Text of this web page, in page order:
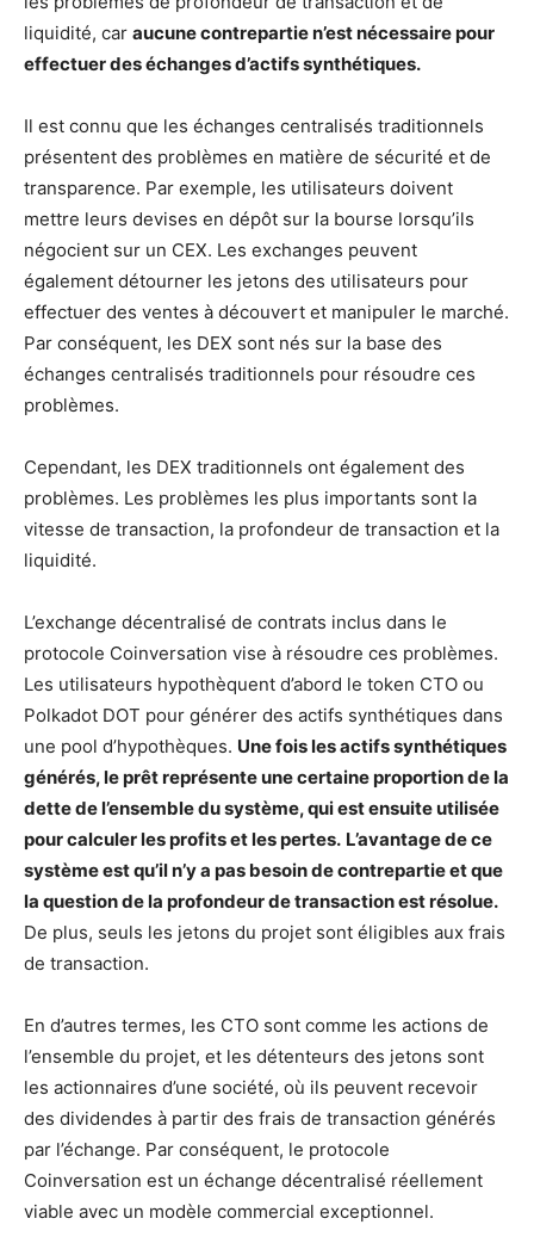
liquidité, car aucune contrepartie n’est nécessaire pour
effectuer des échanges d’actifs synthétiques.
Il est connu que les échanges centralisés traditionnels
présentent des problèmes en matière de sécurité et de
transparence. Par exemple, les utilisateurs doivent
mettre leurs devises en dépôt sur la bourse lorsqu’ils
négocient sur un CEX. Les exchanges peuvent
également détourner les jetons des utilisateurs pour
effectuer des ventes à découvert et manipuler le marché.
Par conséquent, les DEX sont nés sur la base des
échanges centralisés traditionnels pour résoudre ces
problèmes.
Cependant, les DEX traditionnels ont également des
problèmes. Les problèmes les plus importants sont la
vitesse de transaction, la profondeur de transaction et la
liquidité.
L’exchange décentralisé de contrats inclus dans le
protocole Coinversation vise à résoudre ces problèmes.
Les utilisateurs hypothèquent d’abord le token CTO ou
Polkadot DOT pour générer des actifs synthétiques dans
une pool d’hypothèques. Une fois les actifs synthétiques
générés, le prêt représente une certaine proportion de la
dette de l’ensemble du système, qui est ensuite utilisée
pour calculer les profits et les pertes. L’avantage de ce
système est qu’il n’y a pas besoin de contrepartie et que
la question de la profondeur de transaction est résolue.
De plus, seuls les jetons du projet sont éligibles aux frais
de transaction.
En d’autres termes, les CTO sont comme les actions de
l’ensemble du projet, et les détenteurs des jetons sont
les actionnaires d’une société, où ils peuvent recevoir
des dividendes à partir des frais de transaction générés
par l’échange. Par conséquent, le protocole
Coinversation est un échange décentralisé réellement
viable avec un modèle commercial exceptionnel.